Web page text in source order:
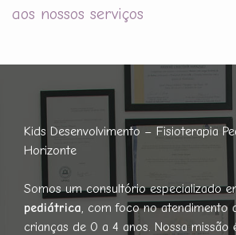
aos nossos serviços
Kids Desenvolvimento – Fisioterapia
Horizonte
Somos um consultório especializado
pediátrica, com foco no atendimento
crianças de 0 a 4 anos. Nossa missão